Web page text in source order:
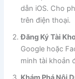
dẫn iOS. Cho
trên điện thoại.
Đăng Ký Tài
Google hoặc
minh tài khoản